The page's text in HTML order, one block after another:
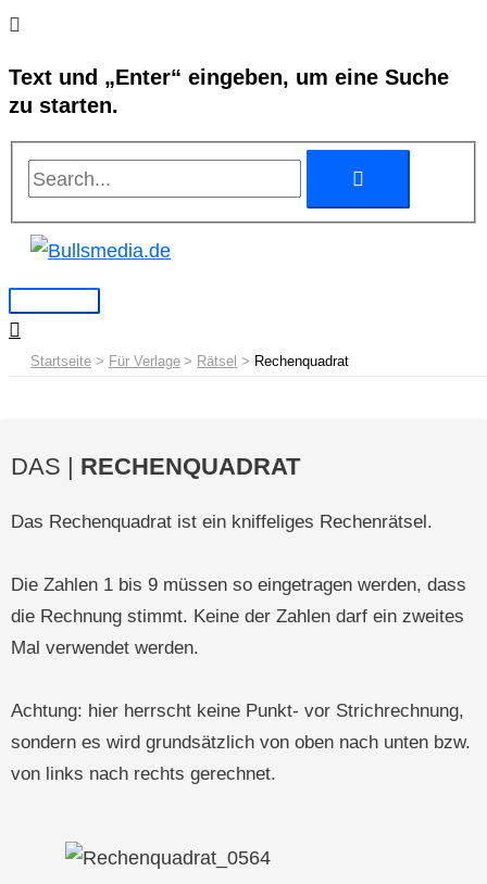
Text und „Enter“ eingeben, um eine Suche
zu starten.
Zum
springen
Startseite Für Verlage Rätsel Rechenquadrat
DAS | RECHENQUADRAT
Das Rechenquadrat ist ein kniffeliges Rechenrätsel.
Die Zahlen 1 bis 9 müssen so eingetragen werden, dass
die Rechnung stimmt. Keine der Zahlen darf ein zweites
Mal verwendet werden.
Achtung: hier herrscht keine Punkt- vor Strichrechnung,
sondern es wird grundsätzlich von oben nach unten bzw.
von links nach rechts gerechnet.